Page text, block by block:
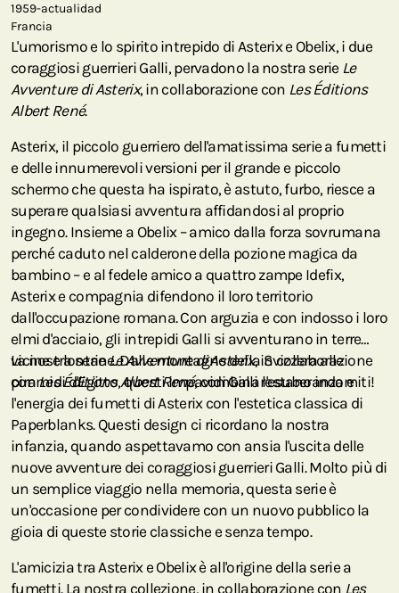
1959-actualidad
Francia
L'umorismo e lo spirito intrepido di Asterix e Obelix, i due
coraggiosi guerrieri Galli, pervadono la nostra serie Le
Avventure di Asterix, in collaborazione con Les Éditions
Albert René.
Asterix, il piccolo guerriero dell'amatissima serie a fumetti
e delle innumerevoli versioni per il grande e piccolo
schermo che questa ha ispirato, è astuto, furbo, riesce a
superare qualsiasi avventura affidandosi al proprio
ingegno. Insieme a Obelix – amico dalla forza sovrumana
perché caduto nel calderone della pozione magica da
bambino – e al fedele amico a quattro zampe Idefix,
Asterix e compagnia difendono il loro territorio
dall'occupazione romana. Con arguzia e con indosso i loro
elmi d'acciaio, gli intrepidi Galli si avventurano in terre
vicine e lontane. Dalle montagne della Svizzera alle
piramidi d'Egitto, questi impavidi Galli restano indomiti!
La nostra serieLe Avventure di Asterix, in collaborazione
conLes Éditions Albert René, combina l'esuberanza e
l'energia dei fumetti di Asterix con l'estetica classica di
Paperblanks. Questi design ci ricordano la nostra
infanzia, quando aspettavamo con ansia l'uscita delle
nuove avventure dei coraggiosi guerrieri Galli. Molto più di
un semplice viaggio nella memoria, questa serie è
un'occasione per condividere con un nuovo pubblico la
gioia di queste storie classiche e senza tempo.
L'amicizia tra Asterix e Obelix è all'origine della serie a
fumetti. La nostra collezione, in collaborazione con Les